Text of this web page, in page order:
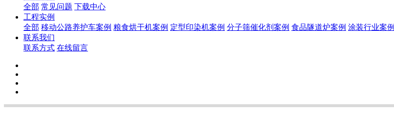
全部 常见问题 下载中心
工程实例
全部 移动公路养护车案例 粮食烘干机案例 定型印染机案例 分子筛催化剂案例 食品隧道炉案例 涂装行业案例
联系我们
联系方式 在线留言